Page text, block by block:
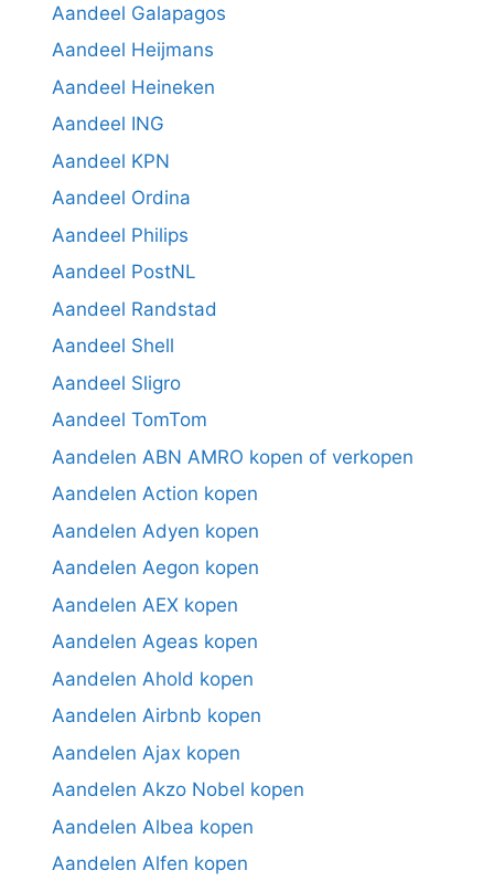
Aandeel Galapagos
Aandeel Heijmans
Aandeel Heineken
Aandeel ING
Aandeel KPN
Aandeel Ordina
Aandeel Philips
Aandeel PostNL
Aandeel Randstad
Aandeel Shell
Aandeel Sligro
Aandeel TomTom
Aandelen ABN AMRO kopen of verkopen
Aandelen Action kopen
Aandelen Adyen kopen
Aandelen Aegon kopen
Aandelen AEX kopen
Aandelen Ageas kopen
Aandelen Ahold kopen
Aandelen Airbnb kopen
Aandelen Ajax kopen
Aandelen Akzo Nobel kopen
Aandelen Albea kopen
Aandelen Alfen kopen